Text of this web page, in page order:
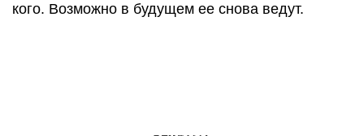
кого. Возможно в будущем ее снова ведут.